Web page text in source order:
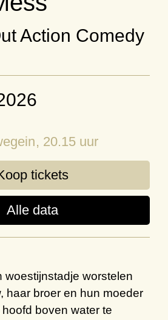
Action Comedy
, 20.15 uur
tickets
Alle data
woestijnstadje worstelen
haar broer en hun moeder
hoofd boven water te